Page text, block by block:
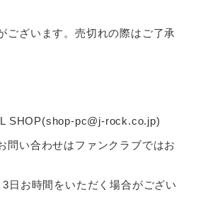
ございます。売切れの際はご了承
SHOP(shop-pc@j-rock.co.jp)
問い合わせはファンクラブではお
日お時間をいただく場合がござい